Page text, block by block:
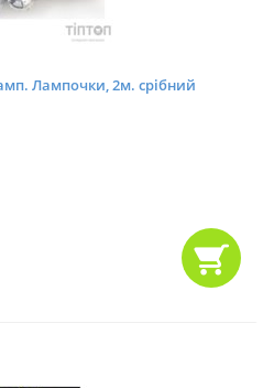
Лампочки, 2м. срібний